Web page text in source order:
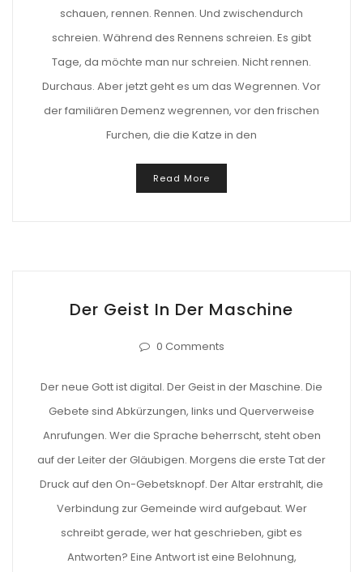
schauen, rennen. Rennen. Und zwischendurch
schreien. Während des Rennens schreien. Es gibt
Tage, da möchte man nur schreien. Nicht rennen.
Durchaus. Aber jetzt geht es um das Wegrennen. Vor
der familiären Demenz wegrennen, vor den frischen
Furchen, die die Katze in den
Read More
Der Geist In Der Maschine
0 Comments
Der neue Gott ist digital. Der Geist in der Maschine. Die
Gebete sind Abkürzungen, links und Querverweise
Anrufungen. Wer die Sprache beherrscht, steht oben
auf der Leiter der Gläubigen. Morgens die erste Tat der
Druck auf den On-Gebetsknopf. Der Altar erstrahlt, die
Verbindung zur Gemeinde wird aufgebaut. Wer
schreibt gerade, wer hat geschrieben, gibt es
Antworten? Eine Antwort ist eine Belohnung,